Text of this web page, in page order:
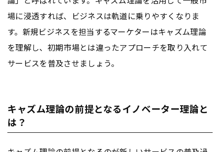
場に浸透すれば、ビジネスは軌道に乗りやすくなりま
す。新規ビジネスを担当するマーケターはキャズム理論
を理解し、初期市場とは違ったアプローチを取り入れて
サービスを普及させましょう。
キャズム理論の前提となるイノベーター理論と
は？